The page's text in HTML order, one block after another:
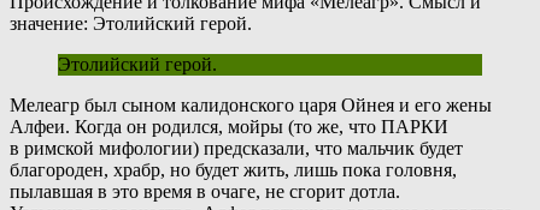
значение: Этолийский герой.
Этолийский герой.
Мелеагр был сыном калидонского царя Ойнея и его жены
Алфеи. Когда он родился, мойры (то же, что ПАРКИ
в римской мифологии) предсказали, что мальчик будет
благороден, храбр, но будет жить, лишь пока головня,
пылавшая в это время в очаге, не сгорит дотла.